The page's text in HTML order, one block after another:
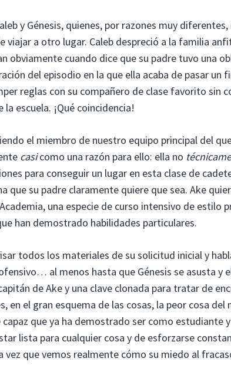
y Génesis, quienes, por razones muy
viajar a otro lugar. Caleb despreció a la familia
obviamente cuando dice que su padre tuvo una
del episodio en la que ella acaba de pasar un
reglas con su compañero de clase favorito sin
escuela. ¡Qué coincidencia!
el miembro de nuestro equipo principal del
casicomo una razón para ello: ella no
para conseguir un lugar en esta clase de
que su padre claramente quiere que sea. Ake
una especie de curso intensivo de estilo
han demostrado habilidades particulares.
todos los materiales de su solicitud inicial y
al menos hasta que Génesis se asusta y
de Ake y una clave clonada para tratar de
en el gran esquema de las cosas, la peor cosa del
que ya ha demostrado ser como estudiante
lista para cualquier cosa y de esforzarse
vez que vemos realmente cómo su miedo al